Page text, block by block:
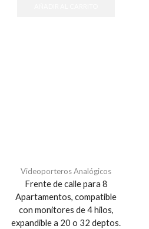
Videoporteros Analógicos
Frente de calle para 8
Apartamentos, compatible
con monitores de 4 hilos,
expandible a 20 o 32 deptos.